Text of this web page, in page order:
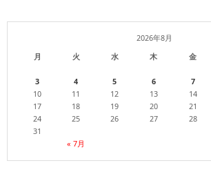
2026年8月
月
火 水 木 金
« 7月
3
4 5 6 7
10
11 12 13 14
17
18 19 20 21
24
25 26 27 28
31